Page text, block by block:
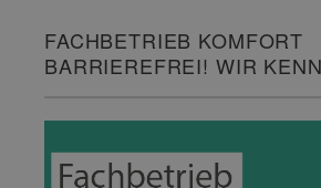
FACHBETRIEB KOMFORT
BARRIEREFREI! WIR